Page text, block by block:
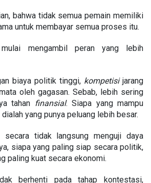
bahwa tidak semua pemain memiliki
untuk membayar semua proses itu.
mengambil peran yang lebih
biaya politik tinggi, kompetisijarang
oleh gagasan. Sebab, lebih sering
tahan finansial. Siapa yang mampu
yang punya peluang lebih besar.
secara tidak langsung menguji daya
siapa yang paling siap secara politik,
paling kuat secara ekonomi.
berhenti pada tahap kontestasi,